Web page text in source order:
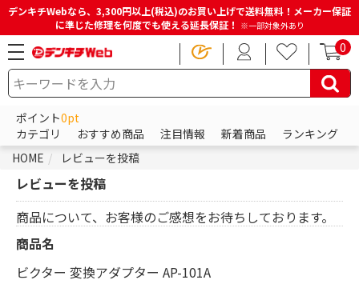
デンキチWebなら、3,300円以上(税込)のお買い上げで送料無料！メーカー保証
に準じた修理を何度でも使える延長保証！ ※一部対象外あり
0
ポイント0pt
カテゴリ
おすすめ商品 注目情報 新着商品
ランキング
HOME
レビューを投稿
レビューを投稿
商品について、お客様のご感想をお待ちしております。
商品名
ビクター 変換アダプター AP-101A